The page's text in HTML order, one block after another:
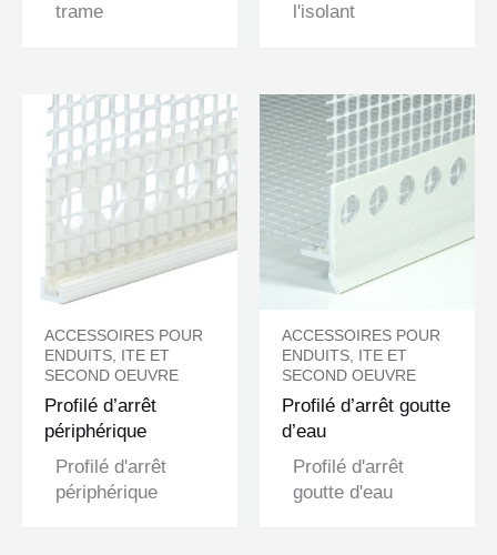
trame
l'isolant
ACCESSOIRES POUR
ENDUITS, ITE ET
SECOND OEUVRE
Profilé d’arrêt
périphérique
Profilé d'arrêt
périphérique
ACCESSOIRES POUR
ENDUITS, ITE ET
SECOND OEUVRE
Profilé d’arrêt goutte
d’eau
Profilé d'arrêt
goutte d'eau